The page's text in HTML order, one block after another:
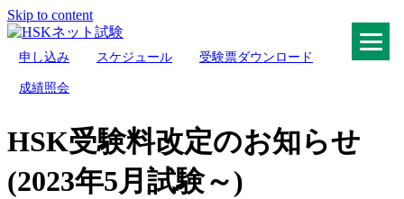
Skip to content
HSKネット試験
申し込み スケジュール 受験票ダウンロード
成績照会
HSK受験料改定のお知らせ
(2023年5月試験～)